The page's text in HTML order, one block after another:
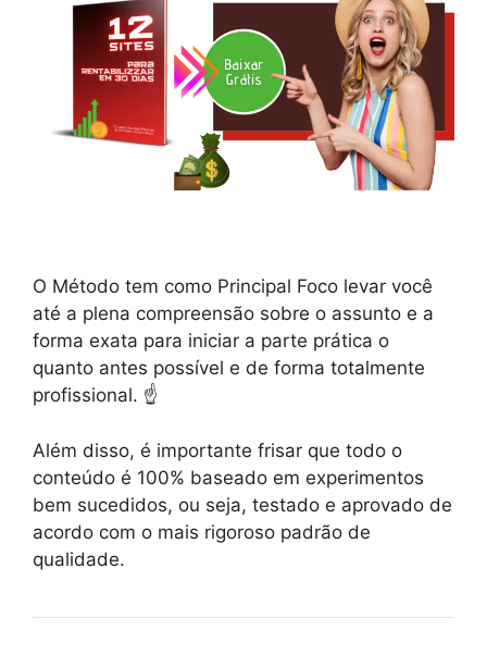
O Método tem como Principal Foco levar você
até a plena compreensão sobre o assunto e a
forma exata para iniciar a parte prática o
quanto antes possível e de forma totalmente
profissional. ☝️
Além disso, é importante frisar que todo o
conteúdo é 100% baseado em experimentos
bem sucedidos, ou seja, testado e aprovado de
acordo com o mais rigoroso padrão de
qualidade.